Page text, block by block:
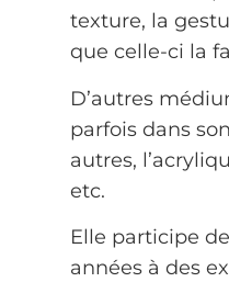
texture, la
que celle-ci la
D’autres
parfois dans
autres,
etc.
Elle participe
années à des